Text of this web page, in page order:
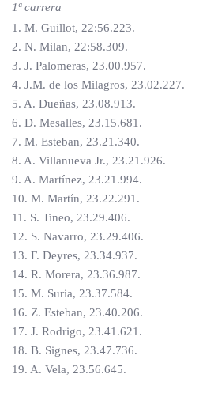
1ª carrera
1. M. Guillot, 22:56.223.
2. N. Milan, 22:58.309.
3. J. Palomeras, 23.00.957.
4. J.M. de los Milagros, 23.02.227.
5. A. Dueñas, 23.08.913.
6. D. Mesalles, 23.15.681.
7. M. Esteban, 23.21.340.
8. A. Villanueva Jr., 23.21.926.
9. A. Martínez, 23.21.994.
10. M. Martín, 23.22.291.
11. S. Tineo, 23.29.406.
12. S. Navarro, 23.29.406.
13. F. Deyres, 23.34.937.
14. R. Morera, 23.36.987.
15. M. Suria, 23.37.584.
16. Z. Esteban, 23.40.206.
17. J. Rodrigo, 23.41.621.
18. B. Signes, 23.47.736.
19. A. Vela, 23.56.645.